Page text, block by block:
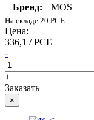
Бренд:
MOS
На складе 20 PCE
Цена:
336,1 / PCE
-
+
Заказать
×